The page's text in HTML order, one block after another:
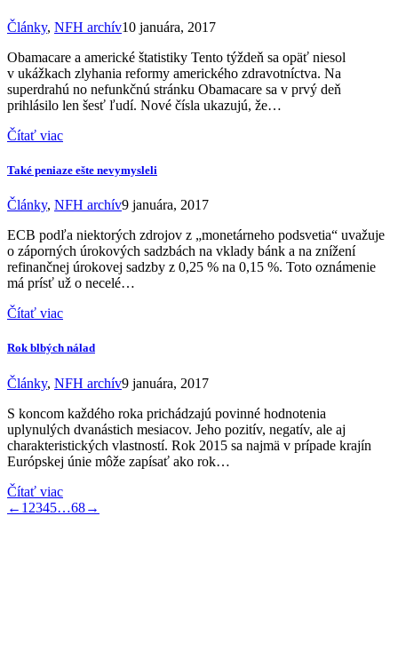
Články, NFH archív10 januára, 2017
Obamacare a americké štatistiky Tento týždeň sa opäť niesol
v ukážkach zlyhania reformy amerického zdravotníctva. Na
superdrahú no nefunkčnú stránku Obamacare sa v prvý deň
prihlásilo len šesť ľudí. Nové čísla ukazujú, že…
Čítať viac
Také peniaze ešte nevymysleli
Články, NFH archív9 januára, 2017
ECB podľa niektorých zdrojov z „monetárneho podsvetia“ uvažuje
o záporných úrokových sadzbách na vklady bánk a na znížení
refinančnej úrokovej sadzby z 0,25 % na 0,15 %. Toto oznámenie
má prísť už o necelé…
Čítať viac
Rok blbých nálad
Články, NFH archív9 januára, 2017
S koncom každého roka prichádzajú povinné hodnotenia
uplynulých dvanástich mesiacov. Jeho pozitív, negatív, ale aj
charakteristických vlastností. Rok 2015 sa najmä v prípade krajín
Európskej únie môže zapísať ako rok…
Čítať viac
← 1 2345…68→